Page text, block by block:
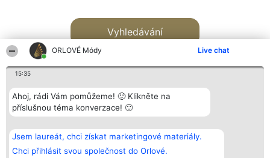
ORLOVÉ Módy Live chat
15:35
Ahoj, rádi Vám pomůžeme! 🙂 Klikněte na
příslušnou téma konverzace! 🙂
Jsem laureát, chci získat marketingové materiály.
Chci přihlásit svou společnost do Orlové.
Vyhledávání
Bright Side Solutions sp. z o.
o. sp. k.
ul. Ruska 22
Wrocław 50-079
Vítězové
Seznam všech
laureátů
Zásady
Kontakt